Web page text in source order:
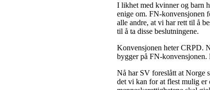
I likhet med kvinner og barn
enige om. FN-konvensjonen
alle andre, at vi har rett til å
til å ta disse beslutningene.
Konvensjonen heter CRPD.
bygger på FN-konvensjonen.
Nå har SV foreslått at Norge
det vi kan for at flest mulig er